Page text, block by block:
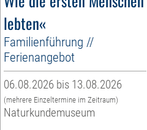
lebten«
Familienführung //
Ferienangebot
06.08.2026 bis 13.08.2026
(mehrere Einzeltermine im Zeitraum)
Naturkundemuseum